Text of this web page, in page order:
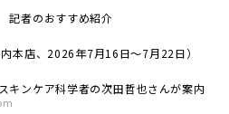
記者のおすすめ紹介
本店、2026年7月16日～7月22日）
キンケア科学者の次田哲也さんが案内